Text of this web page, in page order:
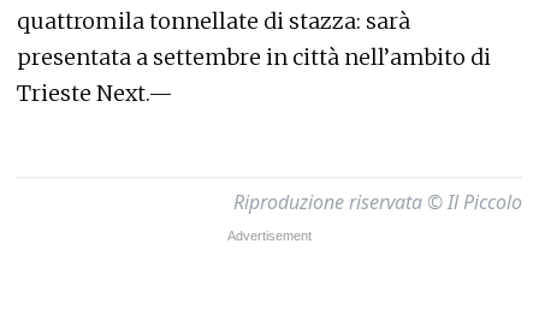
quattromila tonnellate di stazza: sarà
presentata a settembre in città nell’ambito di
Trieste Next.—
Riproduzione riservata © Il Piccolo